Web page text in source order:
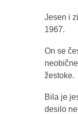
Jesen i
1967.
On se
žestoke.
Bila je
desilo